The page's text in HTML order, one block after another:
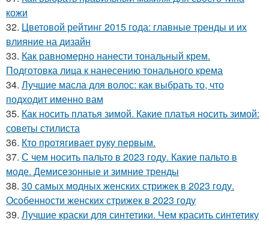
кожи
32. Цветовой рейтинг 2015 года: главные тренды и их
влияние на дизайн
33. Как равномерно нанести тональный крем.
Подготовка лица к нанесению тонального крема
34. Лучшие масла для волос: как выбрать то, что
подходит именно вам
35. Как носить платья зимой. Какие платья носить зимой:
советы стилиста
36. Кто протягивает руку первым.
37. С чем носить пальто в 2023 году. Какие пальто в
моде. Демисезонные и зимние тренды
38. 30 самых модных женских стрижек в 2023 году.
Особенности женских стрижек в 2023 году
39. Лучшие краски для синтетики. Чем красить синтетику